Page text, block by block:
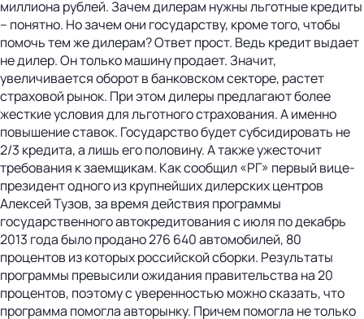
миллиона рублей. Зачем дилерам нужны льготные кредиты
– понятно. Но зачем они государству, кроме того, чтобы
помочь тем же дилерам? Ответ прост. Ведь кредит выдает
не дилер. Он только машину продает. Значит,
увеличивается оборот в банковском секторе, растет
страховой рынок. При этом дилеры предлагают более
жесткие условия для льготного страхования. А именно
повышение ставок. Государство будет субсидировать не
2/3 кредита, а лишь его половину. А также ужесточит
требования к заемщикам. Как сообщил «РГ» первый вице-
президент одного из крупнейших дилерских центров
Алексей Тузов, за время действия программы
государственного автокредитования с июля по декабрь
2013 года было продано 276 640 автомобилей, 80
процентов из которых российской сборки. Результаты
программы превысили ожидания правительства на 20
процентов, поэтому с уверенностью можно сказать, что
программа помогла авторынку. Причем помогла не только